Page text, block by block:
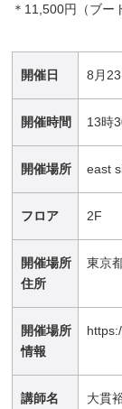
＊11,500円（ブー
開催日 8月
開催時間 13時
開催場所 east
フロア 2F
開催場所
住所
東京
開催場所
情報
講師名 大貫